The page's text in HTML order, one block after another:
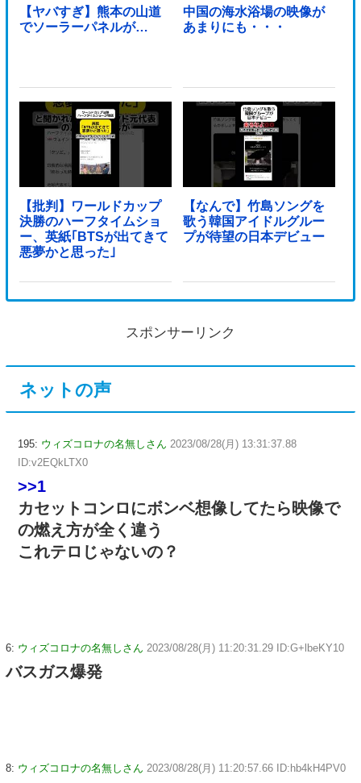
【ヤバすぎ】熊本の山道
でソーラーパネルが…
中国の海水浴場の映像が
あまりにも・・・
【批判】ワールドカップ
決勝のハーフタイムショ
ー、英紙｢BTSが出てきて
悪夢かと思った｣
【なんで】竹島ソングを
歌う韓国アイドルグルー
プが待望の日本デビュー
スポンサーリンク
ネットの声
195: ウィズコロナの名無しさん 2023/08/28(月) 13:31:37.88
ID:v2EQkLTX0
>>1
カセットコンロにボンベ想像してたら映像で
の燃え方が全く違う
これテロじゃないの？
6: ウィズコロナの名無しさん 2023/08/28(月) 11:20:31.29 ID:G+lbeKY10
バスガス爆発
8: ウィズコロナの名無しさん 2023/08/28(月) 11:20:57.66 ID:hb4kH4PV0